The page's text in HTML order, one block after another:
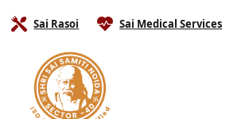
Sai Rasoi Sai Medical Services